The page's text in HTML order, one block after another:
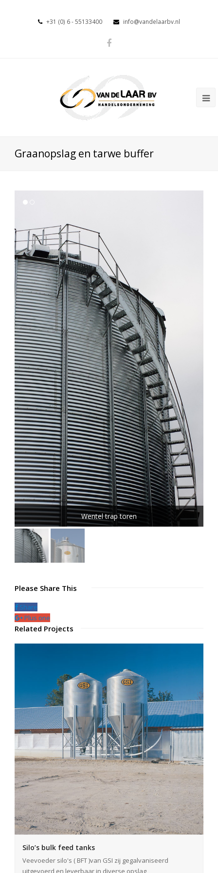
+31 (0) 6 - 55133400 info@vandelaarbv.nl
Graanopslag en tarwe buffer
Please Share This
Share
Plus one
Related Projects
Silo’s bulk feed tanks
Veevoeder silo's ( BFT )van GSI zij gegalvaniseerd
uitgevoerd en leverbaar in diverse opslag